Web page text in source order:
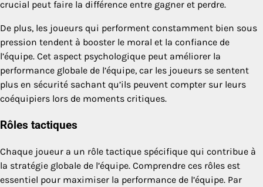
crucial peut faire la différence entre gagner et perdre.
De plus, les joueurs qui performent constamment bien sous
pression tendent à booster le moral et la confiance de
l’équipe. Cet aspect psychologique peut améliorer la
performance globale de l’équipe, car les joueurs se sentent
plus en sécurité sachant qu’ils peuvent compter sur leurs
coéquipiers lors de moments critiques.
Rôles tactiques
Chaque joueur a un rôle tactique spécifique qui contribue à
la stratégie globale de l’équipe. Comprendre ces rôles est
essentiel pour maximiser la performance de l’équipe. Par